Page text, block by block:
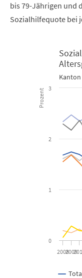
bis 79-Jährigen und
Sozialhilfequote bei
Sozialhilfequote
Line chart with 7 lines.
View as data
The chart has 1 X
The chart has 1 Y
Prozent
20082009
0
1
2
3